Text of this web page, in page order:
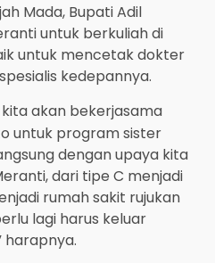
Mada, Bupati Adil
untuk berkuliah di
untuk mencetak dokter
kedepannya.
akan bekerjasama
untuk program sister
dengan upaya kita
dari tipe C menjadi
rumah sakit rujukan
lagi harus keluar
harapnya.